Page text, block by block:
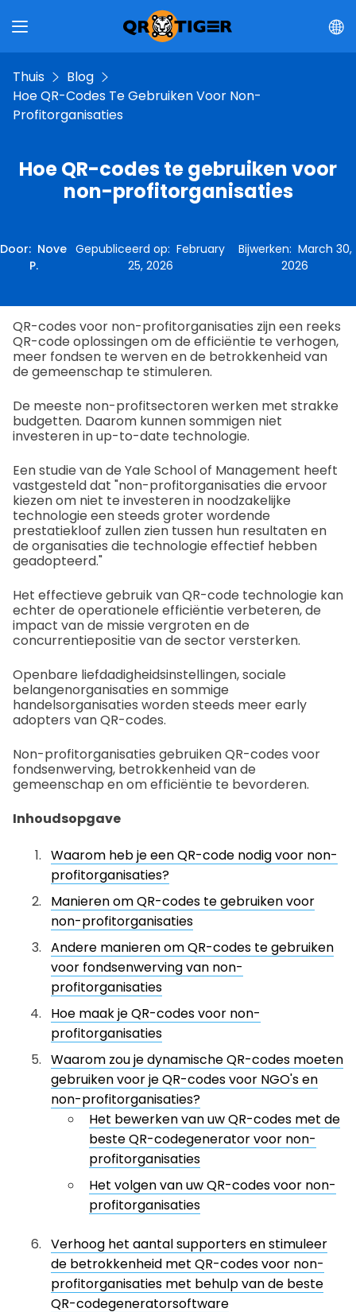
Thuis
Blog
Hoe QR-Codes Te Gebruiken Voor Non-
Profitorganisaties
Hoe QR-codes te gebruiken voor
non-profitorganisaties
Door: Nove
P.
Gepubliceerd op:February
25, 2026
Bijwerken: March 30,
2026
QR-codes voor non-profitorganisaties zijn een reeks
QR-code oplossingen om de efficiëntie te verhogen,
meer fondsen te werven en de betrokkenheid van
de gemeenschap te stimuleren.
De meeste non-profitsectoren werken met strakke
budgetten. Daarom kunnen sommigen niet
investeren in up-to-date technologie.
Een studie van de Yale School of Management heeft
vastgesteld dat "non-profitorganisaties die ervoor
kiezen om niet te investeren in noodzakelijke
technologie een steeds groter wordende
prestatiekloof zullen zien tussen hun resultaten en
de organisaties die technologie effectief hebben
geadopteerd."
Het effectieve gebruik van QR-code technologie kan
echter de operationele efficiëntie verbeteren, de
impact van de missie vergroten en de
concurrentiepositie van de sector versterken.
Openbare liefdadigheidsinstellingen, sociale
belangenorganisaties en sommige
handelsorganisaties worden steeds meer early
adopters van QR-codes.
Non-profitorganisaties gebruiken QR-codes voor
fondsenwerving, betrokkenheid van de
gemeenschap en om efficiëntie te bevorderen.
Inhoudsopgave
Waarom heb je een QR-code nodig voor non-
profitorganisaties?
Manieren om QR-codes te gebruiken voor
non-profitorganisaties
Andere manieren om QR-codes te gebruiken
voor fondsenwerving van non-
profitorganisaties
Hoe maak je QR-codes voor non-
profitorganisaties
Waarom zou je dynamische QR-codes moeten
gebruiken voor je QR-codes voor NGO's en
non-profitorganisaties?
Het bewerken van uw QR-codes met de
beste QR-codegenerator voor non-
profitorganisaties
Het volgen van uw QR-codes voor non-
profitorganisaties
Verhoog het aantal supporters en stimuleer
de betrokkenheid met QR-codes voor non-
profitorganisaties met behulp van de beste
QR-codegeneratorsoftware